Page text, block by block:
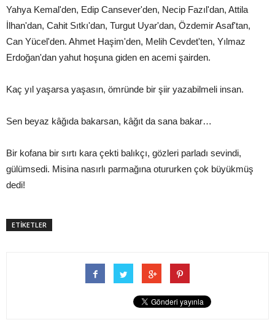
Yahya Kemal'den, Edip Cansever'den, Necip Fazıl'dan, Attila
İlhan'dan, Cahit Sıtkı'dan, Turgut Uyar'dan, Özdemir Asaf'tan,
Can Yücel'den. Ahmet Haşim'den, Melih Cevdet'ten, Yılmaz
Erdoğan'dan yahut hoşuna giden en acemi şairden.
Kaç yıl yaşarsa yaşasın, ömründe bir şiir yazabilmeli insan.
Sen beyaz kâğıda bakarsan, kâğıt da sana bakar…
Bir kofana bir sırtı kara çekti balıkçı, gözleri parladı sevindi,
gülümsedi. Misina nasırlı parmağına otururken çok büyükmüş
dedi!
ETİKETLER